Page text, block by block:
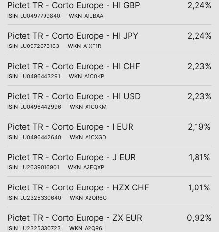
Pictet TR - Corto Europe - HI GBP
ISIN LU0497799840 WKN A1JBAA
2,24%
Pictet TR - Corto Europe - HI JPY
ISIN LU0972673163 WKN A1XF1R
2,24%
Pictet TR - Corto Europe - HI CHF
ISIN LU0496443291 WKN A1C0KP
2,23%
Pictet TR - Corto Europe - HI USD
ISIN LU0496442996 WKN A1C0KM
2,23%
Pictet TR - Corto Europe - I EUR
ISIN LU0496442640 WKN A1CXGD
2,19%
Pictet TR - Corto Europe - J EUR
ISIN LU2639016901 WKN A3EQXP
1,81%
Pictet TR - Corto Europe - HZX CHF
ISIN LU2325330640 WKN A2QR6G
1,01%
Pictet TR - Corto Europe - ZX EUR
ISIN LU2325330723 WKN A2QR6L
0,92%